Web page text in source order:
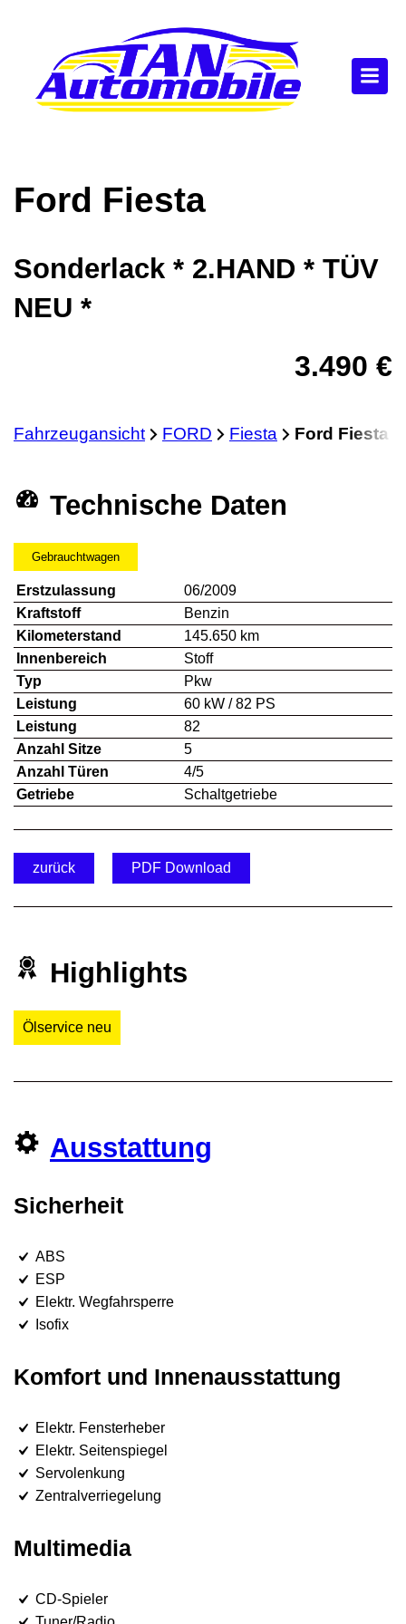
Ford Fiesta
Sonderlack * 2.HAND * TÜV
NEU *
3.490 €
Fahrzeugansicht FORD Fiesta Ford Fiesta
Technische Daten
Gebrauchtwagen
Erstzulassung
06/2009
Kraftstoff
Benzin
Kilometerstand
145.650 km
Innenbereich
Stoff
Typ
Pkw
Leistung
60 kW / 82 PS
Leistung
82
Anzahl Sitze
5
Anzahl Türen
4/5
Getriebe
Schaltgetriebe
zurück PDF Download
Highlights
Ölservice neu
Ausstattung
Sicherheit
ABS
ESP
Elektr. Wegfahrsperre
Isofix
Komfort und Innenausstattung
Elektr. Fensterheber
Elektr. Seitenspiegel
Servolenkung
Zentralverriegelung
Multimedia
CD-Spieler